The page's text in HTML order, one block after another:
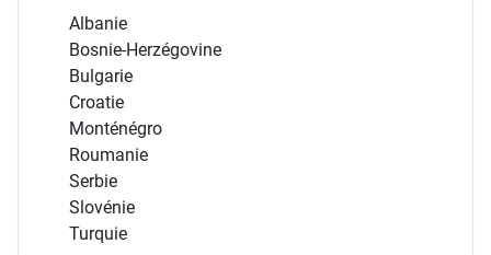
Albanie
Bosnie-Herzégovine
Bulgarie
Croatie
Monténégro
Roumanie
Serbie
Slovénie
Turquie